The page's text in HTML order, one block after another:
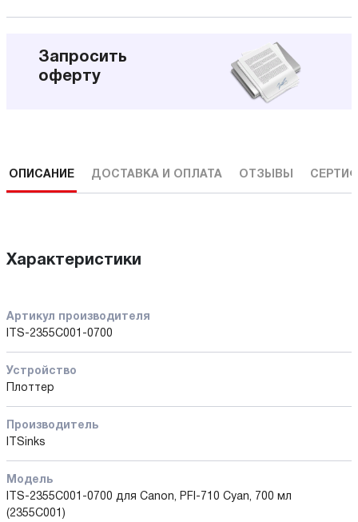
Запросить
оферту
ОПИСАНИЕ ДОСТАВКА И ОПЛАТА ОТЗЫВЫ
Характеристики
Артикул производителя
ITS-2355C001-0700
Устройство
Плоттер
Производитель
ITSinks
Модель
ITS-2355C001-0700 для Canon, PFI-710 Cyan, 700 мл
(2355C001)